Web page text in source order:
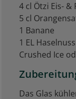
4 cl Ötzi Eis- &
5 cl
1 Banane
1 EL
Crushed Ice
Das Glas